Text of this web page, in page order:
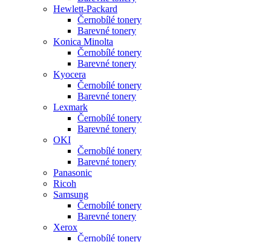
Hewlett-Packard
Černobílé tonery
Barevné tonery
Konica Minolta
Černobílé tonery
Barevné tonery
Kyocera
Černobílé tonery
Barevné tonery
Lexmark
Černobílé tonery
Barevné tonery
OKI
Černobílé tonery
Barevné tonery
Panasonic
Ricoh
Samsung
Černobílé tonery
Barevné tonery
Xerox
Černobílé tonery